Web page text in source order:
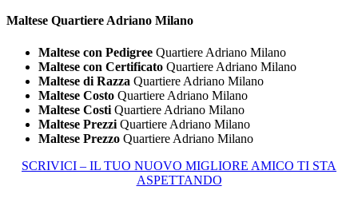
Maltese Quartiere Adriano Milano
Maltese con Pedigree Quartiere Adriano Milano
Maltese con Certificato Quartiere Adriano Milano
Maltese di Razza Quartiere Adriano Milano
Maltese Costo Quartiere Adriano Milano
Maltese Costi Quartiere Adriano Milano
Maltese Prezzi Quartiere Adriano Milano
Maltese Prezzo Quartiere Adriano Milano
SCRIVICI – IL TUO NUOVO MIGLIORE AMICO TI STA
ASPETTANDO